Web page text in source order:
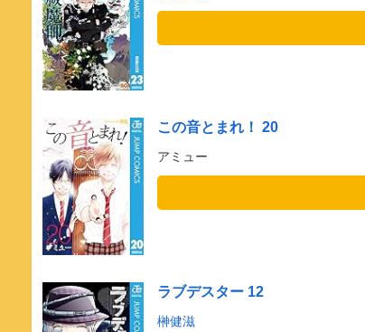
この音とまれ！ 20
アミュー
ラブデスター 12
榊健滋